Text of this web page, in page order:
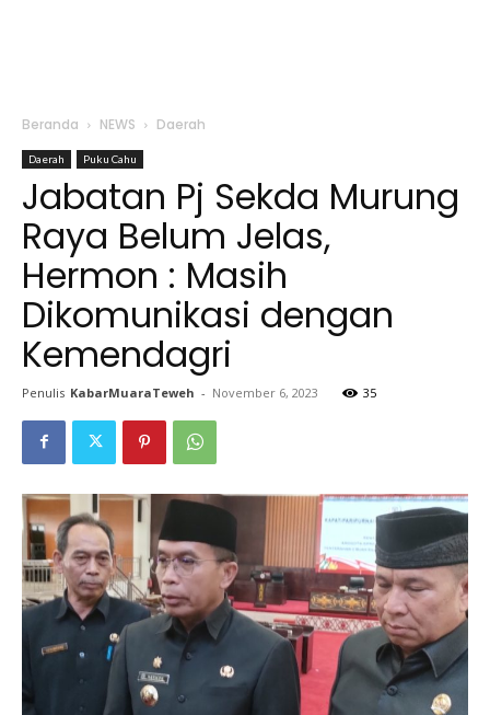
Beranda NEWS Daerah
Daerah Puku Cahu
Jabatan Pj Sekda Murung
Raya Belum Jelas,
Hermon : Masih
Dikomunikasi dengan
Kemendagri
Penulis KabarMuaraTeweh - November 6, 2023 35